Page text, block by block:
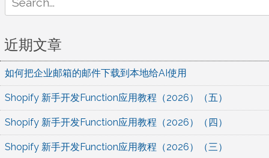
for:
近期文章
如何把企业邮箱的邮件下载到本地给AI使用
Shopify 新手开发Function应用教程（2026）（五）
Shopify 新手开发Function应用教程（2026）（四）
Shopify 新手开发Function应用教程（2026）（三）